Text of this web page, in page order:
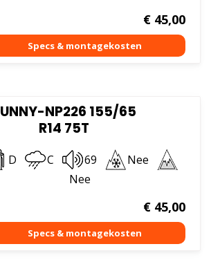
€45,00
NP226 155/65
R14 75T
D C 69
Nee
Nee
€45,00